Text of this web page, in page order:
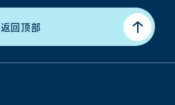
返回顶部